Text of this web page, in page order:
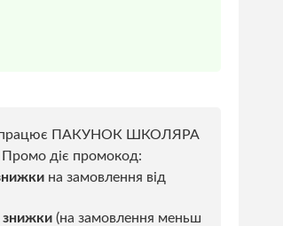
працює ПАКУНОК ШКОЛЯРА
Промо діє промокод:
на замовлення від
знижки (на замовлення меньш